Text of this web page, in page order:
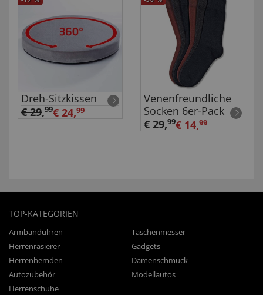
Dreh-Sitzkissen
€ 29,99€ 24,99
Venenfreundliche
Socken 6er-Pack
€ 29,99€ 14,99
TOP-KATEGORIEN
Armbanduhren
Taschenmesser
Herrenrasierer
Gadgets
Herrenhemden
Damenschmuck
Autozubehör
Modellautos
Herrenschuhe